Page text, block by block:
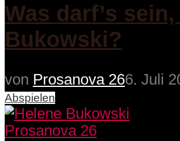
Was darf’s
Bukowski?
von Prosanova 266. Juli
Abspielen
Prosanova 26